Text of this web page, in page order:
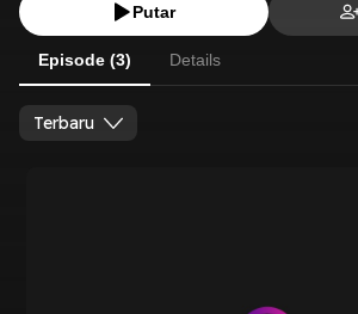
Putar
Episode (3) Details
Terbaru